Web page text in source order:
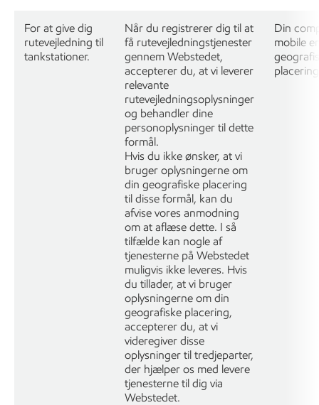
For at give dig
rutevejledning til
tankstationer.
Når du registrerer dig til at
få rutevejledningstjenester
gennem Webstedet,
accepterer du, at vi leverer
relevante
rutevejledningsoplysninger
og behandler dine
personoplysninger til dette
formål.
Hvis du ikke ønsker, at vi
bruger oplysningerne om
din geografiske placering
til disse formål, kan du
afvise vores anmodning
om at aflæse dette. I så
tilfælde kan nogle af
tjenesterne på Webstedet
muligvis ikke leveres. Hvis
du tillader, at vi bruger
oplysningerne om din
geografiske placering,
accepterer du, at vi
videregiver disse
oplysninger til tredjeparter,
der hjælper os med levere
tjenesterne til dig via
Webstedet.
Din
mobile